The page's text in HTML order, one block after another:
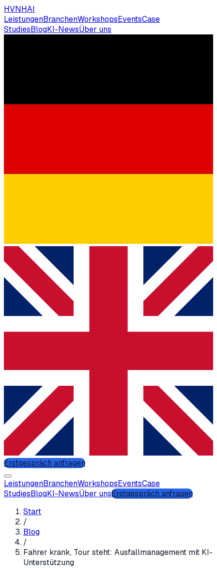
HVNHAI
LeistungenBranchenWorkshopsEventsCase
StudiesBlogKI-NewsÜber uns
Erstgespräch anfragen
LeistungenBranchenWorkshopsEventsCase
StudiesBlogKI-NewsÜber unsErstgespräch anfragen
Start
/
Blog
/
Fahrer krank, Tour steht: Ausfallmanagement mit KI-
Unterstützung